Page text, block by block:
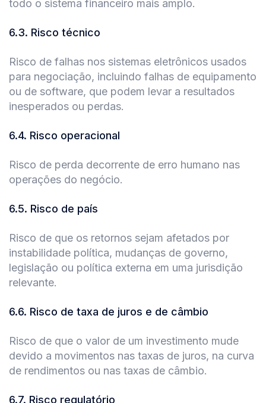
todo o sistema financeiro mais amplo.
6.3. Risco técnico
Risco de falhas nos sistemas eletrônicos usados
para negociação, incluindo falhas de equipamento
ou de software, que podem levar a resultados
inesperados ou perdas.
6.4. Risco operacional
Risco de perda decorrente de erro humano nas
operações do negócio.
6.5. Risco de país
Risco de que os retornos sejam afetados por
instabilidade política, mudanças de governo,
legislação ou política externa em uma jurisdição
relevante.
6.6. Risco de taxa de juros e de câmbio
Risco de que o valor de um investimento mude
devido a movimentos nas taxas de juros, na curva
de rendimentos ou nas taxas de câmbio.
6.7. Risco regulatório